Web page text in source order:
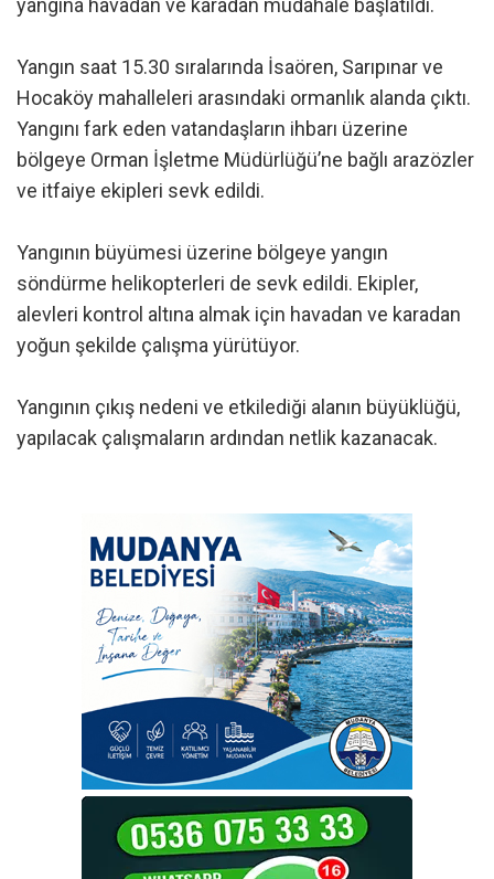
yangına havadan ve karadan müdahale başlatıldı.
Yangın saat 15.30 sıralarında İsaören, Sarıpınar ve
Hocaköy mahalleleri arasındaki ormanlık alanda çıktı.
Yangını fark eden vatandaşların ihbarı üzerine
bölgeye Orman İşletme Müdürlüğü’ne bağlı arazözler
ve itfaiye ekipleri sevk edildi.
Yangının büyümesi üzerine bölgeye yangın
söndürme helikopterleri de sevk edildi. Ekipler,
alevleri kontrol altına almak için havadan ve karadan
yoğun şekilde çalışma yürütüyor.
Yangının çıkış nedeni ve etkilediği alanın büyüklüğü,
yapılacak çalışmaların ardından netlik kazanacak.